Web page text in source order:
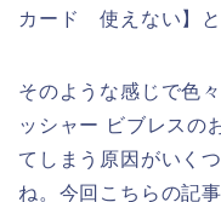
カード 使えない】と
そのような感じで色
ッシャー ビブレスの
てしまう原因がいく
ね。今回こちらの記